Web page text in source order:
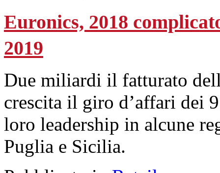
Euronics, 2018
2019
Due miliardi il fatturato
crescita il giro d’affari dei
loro leadership in alcune
Puglia e Sicilia.